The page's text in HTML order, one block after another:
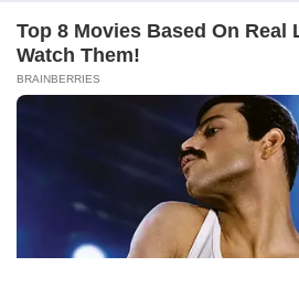
Kabarbaru.co
Follow